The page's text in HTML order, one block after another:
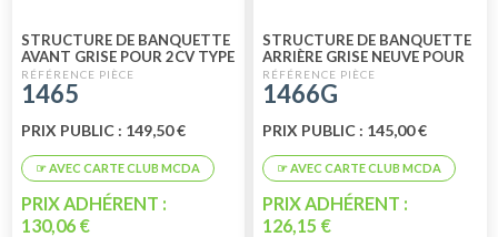
STRUCTURE DE BANQUETTE
AVANT GRISE POUR 2CV TYPE
AZ - AZAM 1970
1465
PRIX PUBLIC : 149,50 €
PRIX ADHÉRENT :
130,06 €
STRUCTURE DE BANQUETTE
ARRIÈRE GRISE NEUVE POUR
2CV TYPE AZ - AZAM
1466G
PRIX PUBLIC : 145,00 €
PRIX ADHÉRENT :
126,15 €